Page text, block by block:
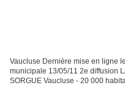
Vaucluse Dernière mise en ligne
municipale 13/05/11 2e diffusion
SORGUE Vaucluse - 20 000